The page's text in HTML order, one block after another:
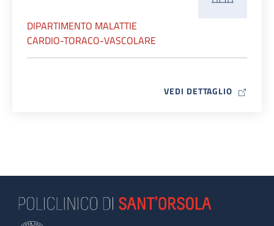
DIPARTIMENTO MALATTIE
CARDIO-TORACO-VASCOLARE
VEDI DETTAGLIO MAP ICON